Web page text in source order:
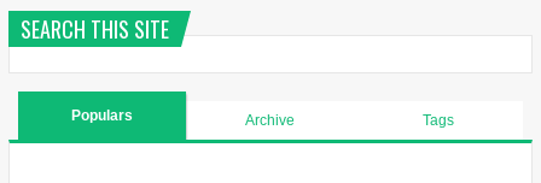
SEARCH THIS SITE
Populars Archive Tags